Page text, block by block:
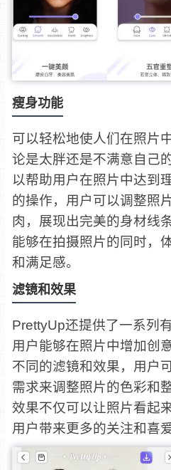
瘦身功能
可以轻松地使人们在照片
论是太胖还是不满意自己
以帮助用户在照片中达到
的操作，用户可以调整照
肉，展现出完美的身材线
能够在拍摄照片的同时，
和满足感。
滤镜和效果
PrettyUp还提供了一系列
用户能够在照片中增加创
不同的滤镜和效果，用户
需求来调整照片的色彩和
效果不仅可以让照片看起
用户带来更多的关注和喜爱